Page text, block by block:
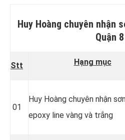
Huy Hoàng chuyên nhận
Quận 8
Stt Hạng mục
01
Huy Hoàng chuyên nhận
epoxy line vàng và trắng